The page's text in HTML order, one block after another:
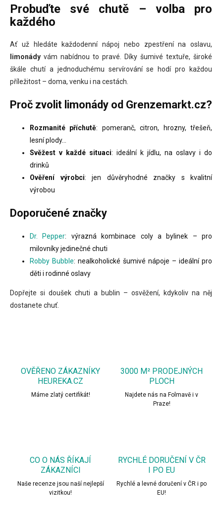
l
á
c
í
p
r
v
y
v
p
s
u
Probuďte své chutě – volba pro
každého
Ať už hledáte každodenní nápoj nebo zpestření na oslavu,
limonády vám nabídnou to pravé. Díky šumivé textuře, široké
škále chutí a jednoduchému servírování se hodí pro každou
příležitost – doma, venku i na cestách.
Proč zvolit limonády od Grenzemarkt.cz?
Rozmanité příchutě: pomeranč, citron, hrozny, třešeň,
lesní plody…
Svěžest v každé situaci: ideální k jídlu, na oslavy i do
drinků
Ověření výrobci: jen důvěryhodné značky s kvalitní
výrobou
Doporučené značky
Dr. Pepper: výrazná kombinace coly a bylinek – pro
milovníky jedinečné chuti
Robby Bubble: nealkoholické šumivé nápoje – ideální pro
děti i rodinné oslavy
Dopřejte si doušek chuti a bublin – osvěžení, kdykoliv na něj
dostanete chuť.
OVĚŘENO ZÁKAZNÍKY
HEUREKA.CZ
Máme zlatý certifikát!
3000 M² PRODEJNÝCH
PLOCH
Najdete nás na Folmavě i v
Praze!
CO O NÁS ŘÍKAJÍ
ZÁKAZNÍCI
Naše recenze jsou naší nejlepší
vizitkou!
RYCHLÉ DORUČENÍ V ČR
I PO EU
Rychlé a levné doručení v ČR i po
EU!